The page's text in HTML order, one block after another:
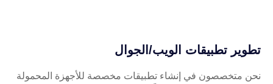
تطوير تطبيقات الويب/الجوال
نحن متخصصون في إنشاء تطبيقات مخصصة للأجهزة المحمولة